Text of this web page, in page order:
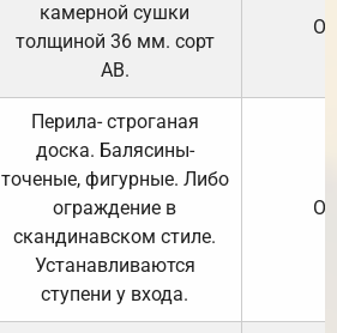
камерной сушки
толщиной 36 мм. сорт
АВ.
Перила- строганая
доска. Балясины-
точеные, фигурные. Либо
ограждение в
скандинавском стиле.
Устанавливаются
ступени у входа.